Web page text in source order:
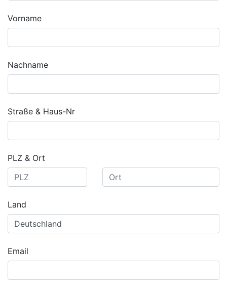
Vorname
Nachname
Straße & Haus-Nr
PLZ & Ort
Land
Email